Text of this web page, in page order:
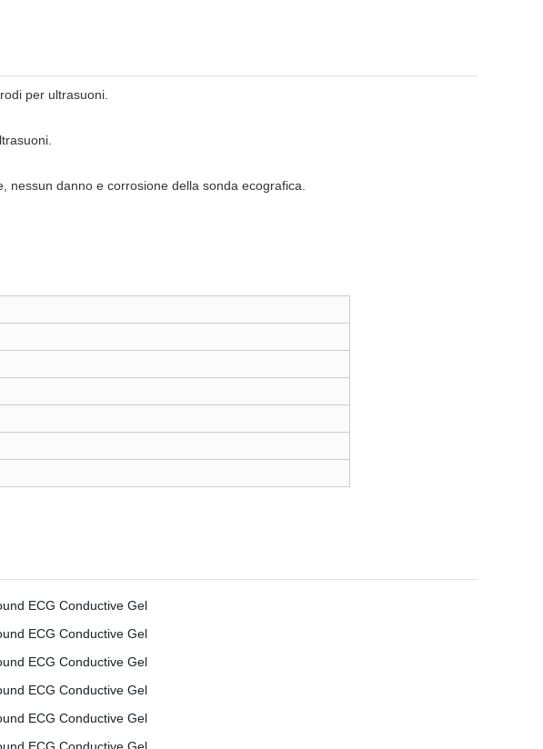
per ultrasuoni.
danno e corrosione della sonda ecografica.